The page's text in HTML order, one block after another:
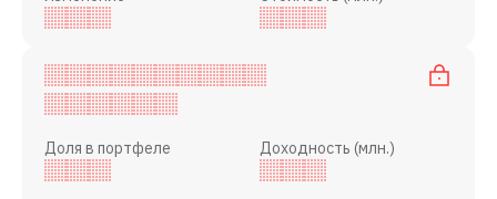
Доля в портфеле Доходность (млн.)